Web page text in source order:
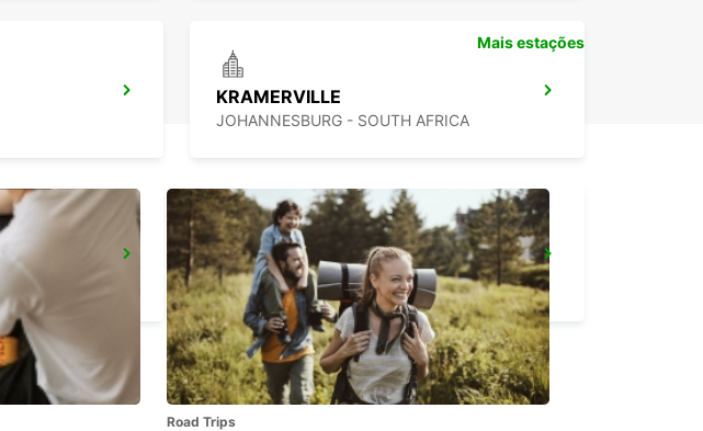
KRAMERVILLE
JOHANNESBURG - SOUTH AFRICA
SANDTON
JOHANNESBURG - SOUTH AFRICA
Mais estações
Road Trips